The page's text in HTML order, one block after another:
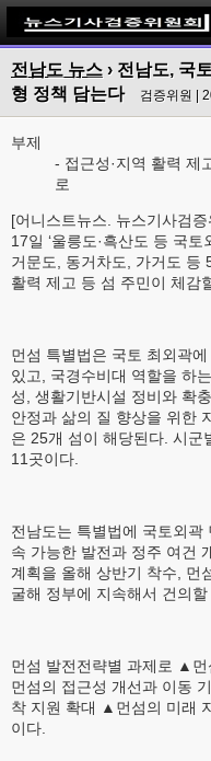
전남도 뉴스 › 전남도, 국
형 정책 담는다
검증위원 |
부제
- 접근성·지역 활력 제
로
[어니스트뉴스. 뉴스기사검
17일 ‘울릉도·흑산도 등 국
거문도, 동거차도, 가거도 등
활력 제고 등 섬 주민이 체감
먼섬 특별법은 국토 최외곽
있고, 국경수비대 역할을 하
성, 생활기반시설 정비와 확
안정과 삶의 질 향상을 위한
은 25개 섬이 해당된다. 시
11곳이다.
전남도는 특별법에 국토외곽
속 가능한 발전과 정주 여건
계획을 올해 상반기 착수, 먼
굴해 정부에 지속해서 건의할
먼섬 발전전략별 과제로 ▲
먼섬의 접근성 개선과 이동
착 지원 확대 ▲먼섬의 미래
이다.